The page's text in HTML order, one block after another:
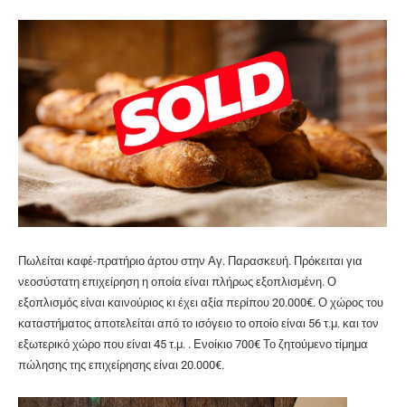
Πωλείται καφέ-πρατήριο άρτου στην Αγ. Παρασκευή. Πρόκειται για
νεοσύστατη επιχείρηση η οποία είναι πλήρως εξοπλισμένη. Ο
εξοπλισμός είναι καινούριος κι έχει αξία περίπου 20.000€. Ο χώρος του
καταστήματος αποτελείται από το ισόγειο το οποίο είναι 56 τ.μ. και τον
εξωτερικό χώρο που είναι 45 τ.μ. . Ενοίκιο 700€ Το ζητούμενο τίμημα
πώλησης της επιχείρησης είναι 20.000€.